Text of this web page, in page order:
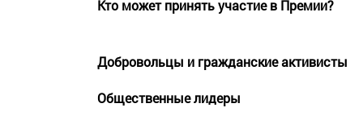
Кто может принять участие в Премии?
Добровольцы и гражданские активисты
Общественные лидеры